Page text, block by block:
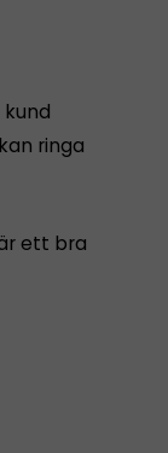
ringa
ett bra